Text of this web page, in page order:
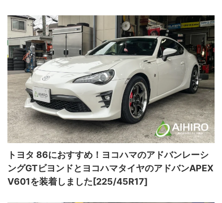
トヨタ 86におすすめ！ヨコハマのアドバンレーシ
ングGTビヨンドとヨコハマタイヤのアドバンAPEX
V601を装着しました[225/45R17]